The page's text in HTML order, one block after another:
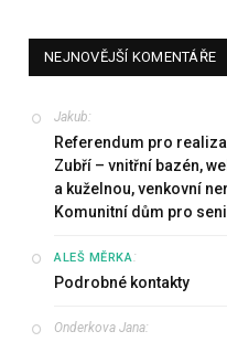
NEJNOVĚJŠÍ KOMENTÁŘE
Jakub:
Referendum pro
Zubří – vnitřní bazén,
a kuželnou, venkovní
Komunitní dům pro
ALEŠ MĚRKA:
Podrobné kontakty
Onderkova Jana: